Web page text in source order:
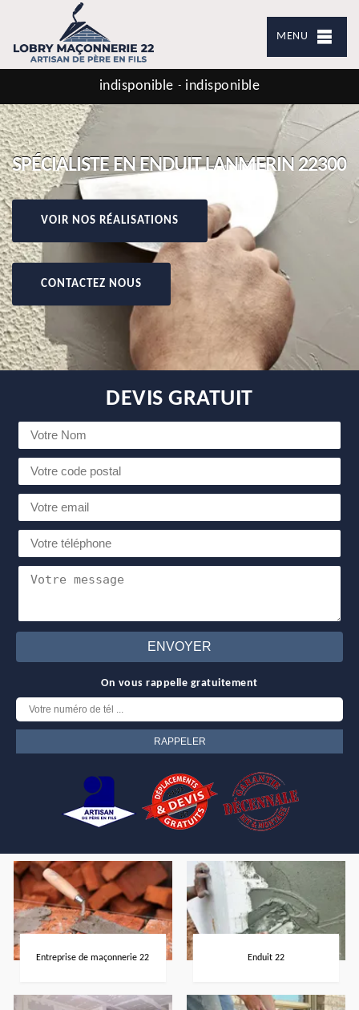
MENU
indisponible - indisponible
SPÉCIALISTE EN ENDUIT LANMERIN 22300
VOIR NOS RÉALISATIONS
CONTACTEZ NOUS
DEVIS GRATUIT
On vous rappelle gratuitement
Entreprise de maçonnerie 22 Enduit 22